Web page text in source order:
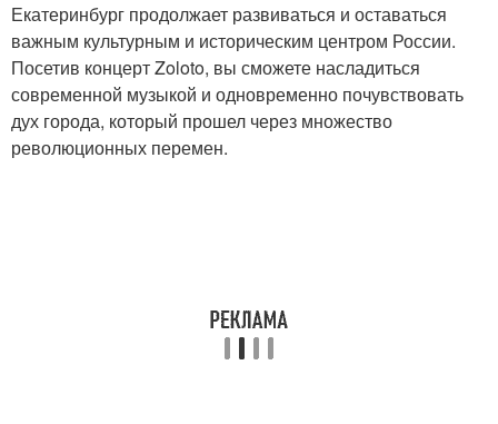
Екатеринбург продолжает развиваться и оставаться
важным культурным и историческим центром России.
Посетив концерт Zoloto, вы сможете насладиться
современной музыкой и одновременно почувствовать
дух города, который прошел через множество
революционных перемен.